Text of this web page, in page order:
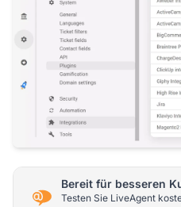
Bereit für besseren
Testen Sie LiveAgent